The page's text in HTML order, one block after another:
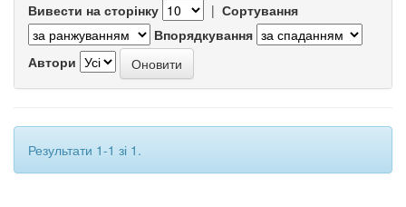
Вивести на сторінку | Сортування
Впорядкування
Автори
Результати 1-1 зі 1.